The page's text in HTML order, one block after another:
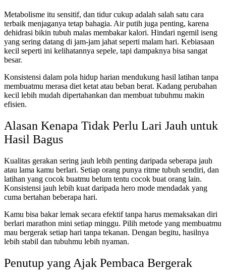
Metabolisme itu sensitif, dan tidur cukup adalah salah satu cara
terbaik menjaganya tetap bahagia. Air putih juga penting, karena
dehidrasi bikin tubuh malas membakar kalori. Hindari ngemil iseng
yang sering datang di jam-jam jahat seperti malam hari. Kebiasaan
kecil seperti ini kelihatannya sepele, tapi dampaknya bisa sangat
besar.
Konsistensi dalam pola hidup harian mendukung hasil latihan tanpa
membuatmu merasa diet ketat atau beban berat. Kadang perubahan
kecil lebih mudah dipertahankan dan membuat tubuhmu makin
efisien.
Alasan Kenapa Tidak Perlu Lari Jauh untuk
Hasil Bagus
Kualitas gerakan sering jauh lebih penting daripada seberapa jauh
atau lama kamu berlari. Setiap orang punya ritme tubuh sendiri, dan
latihan yang cocok buatmu belum tentu cocok buat orang lain.
Konsistensi jauh lebih kuat daripada hero mode mendadak yang
cuma bertahan beberapa hari.
Kamu bisa bakar lemak secara efektif tanpa harus memaksakan diri
berlari marathon mini setiap minggu. Pilih metode yang membuatmu
mau bergerak setiap hari tanpa tekanan. Dengan begitu, hasilnya
lebih stabil dan tubuhmu lebih nyaman.
Penutup yang Ajak Pembaca Bergerak